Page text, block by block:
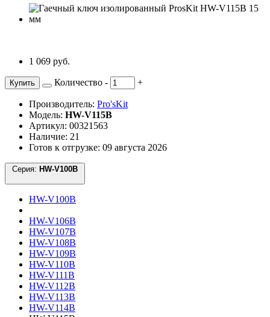
1 069 руб.
Купить Количество - +
Производитель: Pro'sKit
Модель: HW-V115B
Артикул: 00321563
Наличие: 21
Готов к отгрузке: 09 августа 2026
Серия:
HW-V100B
HW-V106B
HW-V107B
HW-V108B
HW-V109B
HW-V110B
HW-V111B
HW-V112B
HW-V113B
HW-V114B